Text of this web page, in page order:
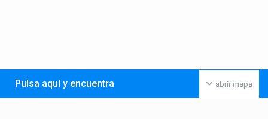
abrir mapa
Pulsa aquí y encuentra